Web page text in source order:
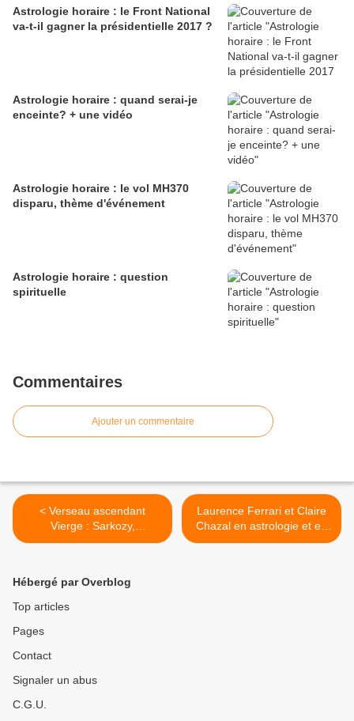
Astrologie horaire : le Front National
va-t-il gagner la présidentielle 2017 ?
Astrologie horaire : quand serai-je
enceinte? + une vidéo
Astrologie horaire : le vol MH370
disparu, thème d'événement
Astrologie horaire : question
spirituelle
Commentaires
Ajouter un commentaire
< Verseau ascendant
Vierge : Sarkozy,
Domenech, Mozart et les
Laurence Ferrari et Claire
Chazal en astrologie et en
numérologie >
Hébergé par Overblog
Top articles
Pages
Contact
Signaler un abus
C.G.U.